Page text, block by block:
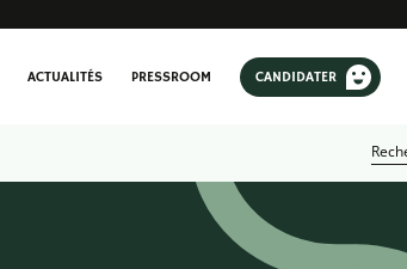
ACTUALITÉS PRESSROOM CANDIDATER